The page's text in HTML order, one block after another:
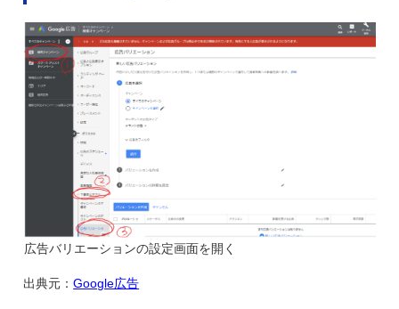
広告バリエーションの設定画面を開く
出典元：Google広告